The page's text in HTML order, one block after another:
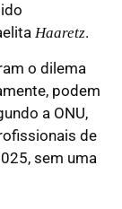
Haaretz.
o dilema
podem
a ONU,
de
sem uma